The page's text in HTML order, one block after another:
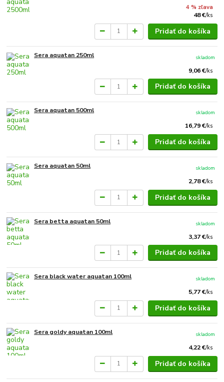
4 % zľava
48 €/ks
Pridať do košíka
Sera aquatan 250ml
9,06 €/ks
skladom
Pridať do košíka
Sera aquatan 500ml
16,79 €/ks
skladom
Pridať do košíka
Sera aquatan 50ml
2,78 €/ks
skladom
Pridať do košíka
Sera betta aquatan 50ml
3,37 €/ks
skladom
Pridať do košíka
Sera black water aquatan 100ml
5,77 €/ks
skladom
Pridať do košíka
Sera goldy aquatan 100ml
4,22 €/ks
skladom
Pridať do košíka